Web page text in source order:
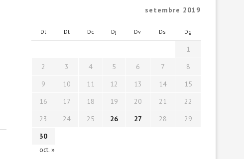
setembre 2019
Dl Dt Dc Dj Dv Ds Dg
1
2
3 4 5 6 7
8
9
10 11 12 13 14
15
16
17 18 19 20 21
22
23
24 25 26 27 28
29
30
oct. »